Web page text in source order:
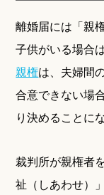
離婚届には「親
子供がいる場合
親権は、夫婦間
合意できない場
り決めることに
裁判所が親権者
祉（しあわせ）」